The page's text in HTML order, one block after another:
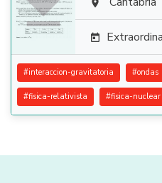


#interaccion-gravitatoria #ondas
#fisica-relativista #fisica-nuclear